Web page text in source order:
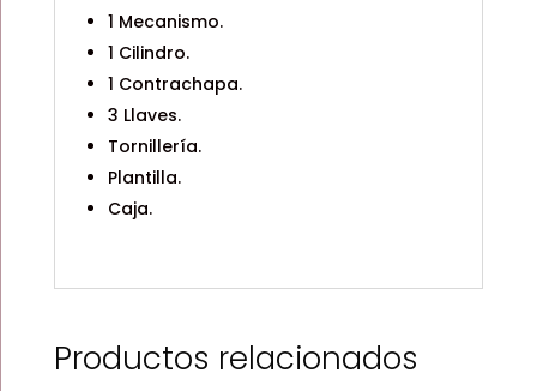
1 Mecanismo.
1 Cilindro.
1 Contrachapa.
3 Llaves.
Tornillería.
Plantilla.
Caja.
Productos relacionados